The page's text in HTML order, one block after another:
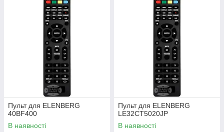
Пульт для ELENBERG
40BF400
В наявності
Пульт для ELENBERG
LE32CT5020JP
В наявності